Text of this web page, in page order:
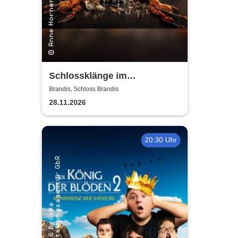
Schlossklänge im
Kerzenschein -
Adventskonzert
Brandis, Schloss Brandis
28.11.2026
20:30 Uhr